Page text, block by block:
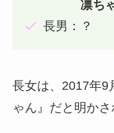
凛ち
長男：？
長女は、2017年9
ゃん』だと明かさ